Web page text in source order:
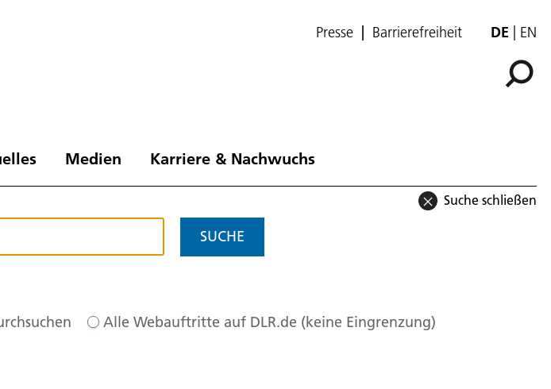
Presse Barrierefreiheit DE EN
Medien Karriere & Nachwuchs
Suche schließen
SUCHE
Alle Webauftritte auf DLR.de (keine Eingrenzung)